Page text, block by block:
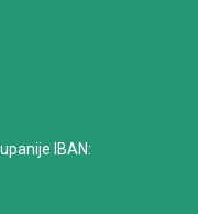
IBAN: